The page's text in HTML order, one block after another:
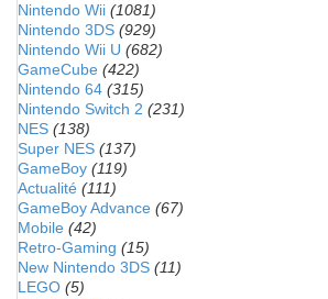
Nintendo Wii (1081)
Nintendo 3DS (929)
Nintendo Wii U (682)
GameCube (422)
Nintendo 64 (315)
Nintendo Switch 2 (231)
NES (138)
Super NES (137)
GameBoy (119)
Actualité (111)
GameBoy Advance (67)
Mobile (42)
Retro-Gaming (15)
New Nintendo 3DS (11)
LEGO (5)